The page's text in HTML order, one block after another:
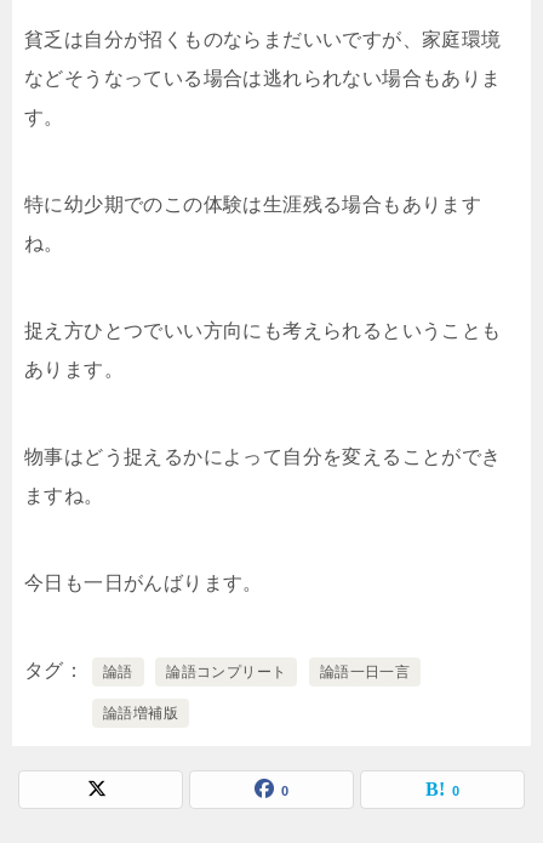
貧乏は自分が招くものならまだいいですが、家庭環境
などそうなっている場合は逃れられない場合もありま
す。
特に幼少期でのこの体験は生涯残る場合もあります
ね。
捉え方ひとつでいい方向にも考えられるということも
あります。
物事はどう捉えるかによって自分を変えることができ
ますね。
今日も一日がんばります。
タグ 論語 論語コンプリート 論語一日一言
論語増補版
0 0